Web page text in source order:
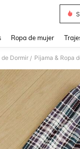
Ropa de mujer
de Dormir / Pijama & Ropa